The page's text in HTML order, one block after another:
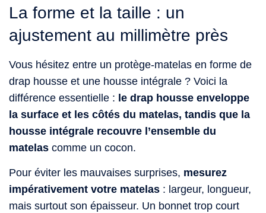
La forme et la taille : un
ajustement au millimètre près
Vous hésitez entre un protège-matelas en forme de
drap housse et une housse intégrale ? Voici la
différence essentielle : le drap housse enveloppe
la surface et les côtés du matelas, tandis que la
housse intégrale recouvre l’ensemble du
matelas comme un cocon.
Pour éviter les mauvaises surprises, mesurez
impérativement votre matelas : largeur, longueur,
mais surtout son épaisseur. Un bonnet trop court